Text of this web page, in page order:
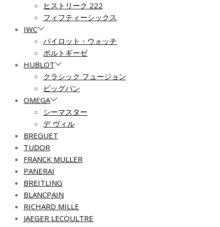
ヒストリーク 222
フィフティーシックス
IWC
パイロット・ウォッチ
ポルトギーゼ
HUBLOT
クラシック フュージョン
ビッグバン
OMEGA
シーマスター
デ ヴィル
BREGUET
TUDOR
FRANCK MULLER
PANERAI
BREITLING
BLANCPAIN
RICHARD MILLE
JAEGER LECOULTRE